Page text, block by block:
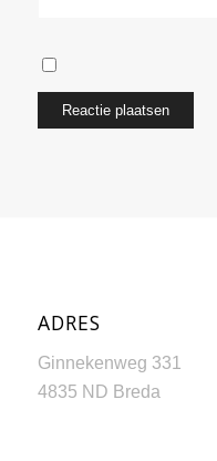
ADRES
Ginnekenweg 331
4835 ND Breda